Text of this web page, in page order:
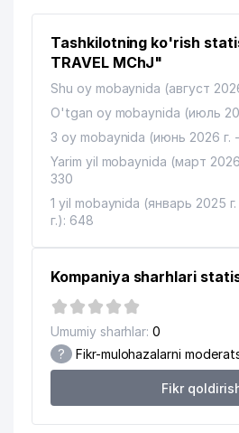
Tashkilotning ko'rish
TRAVEL MChJ"
Shu oy mobaynida (август
O'tgan oy mobaynida (июль
3 oy mobaynida (июнь 2026 г.
Yarim yil mobaynida (март
330
1 yil mobaynida (январь 2025
г.): 648
Kompaniya sharhlari
Umumiy sharhlar: 0
? Fikr-mulohazalarni
Fikr